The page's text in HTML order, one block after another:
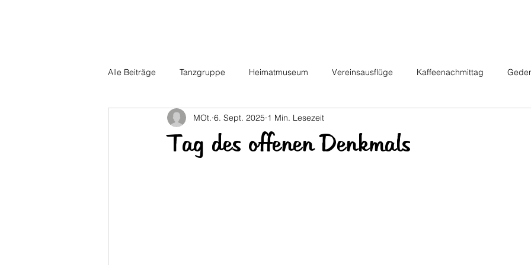
Alle Beiträge Tanzgruppe Heimatmuseum Vereinsausflüge Kaffeenachmittag
Tag des offenen Denkmals
MOt. 6. Sept. 2025 1 Min. Lesezeit